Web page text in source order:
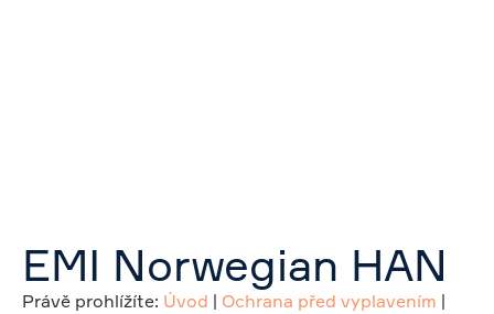
EMI Norwegian HAN
Právě prohlížíte: Úvod | Ochrana před vyplavením |